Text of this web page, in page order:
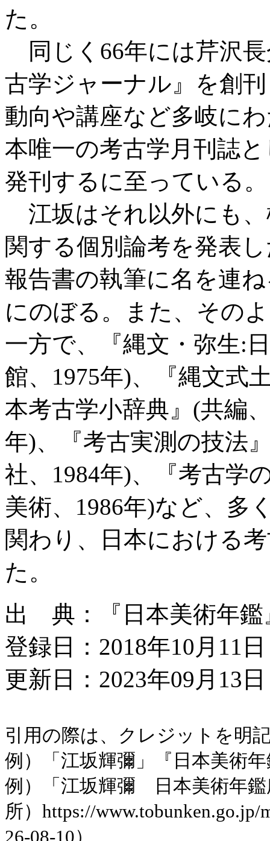
た。
同じく66年には芹沢
古学ジャーナル』を創
動向や講座など多岐に
本唯一の考古学月刊誌
発刊するに至っている。
江坂はそれ以外にも
関する個別論考を発表
報告書の執筆に名を連
にのぼる。また、その
一方で、『縄文・弥生:
館、1975年)、『縄文式
本考古学小辞典』(共編
年)、『考古実測の技法
社、1984年)、『考古学
美術、1986年)など、多
関わり、日本における
た。
出 典：『日本美術年鑑
登録日：2018年10月11日
更新日：2023年09月13
引用の際は、クレジットを明
例）「江坂輝彌」『日本美術
例）「江坂輝彌 日本美術年鑑
所）https://
26-08-10）